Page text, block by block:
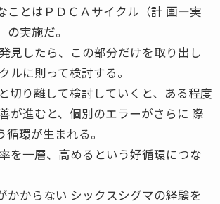
ことはＰＤＣＡサイクル（計 画―実
実施だ。
見したら、この部分だけを取り出し
ルに則って検討する。
切り離して検討していくと、ある程度
が進むと、個別のエラーがさらに 際
環が生まれる。
を一層、高めるという好循環につな
かからない シックスシグマの経験を